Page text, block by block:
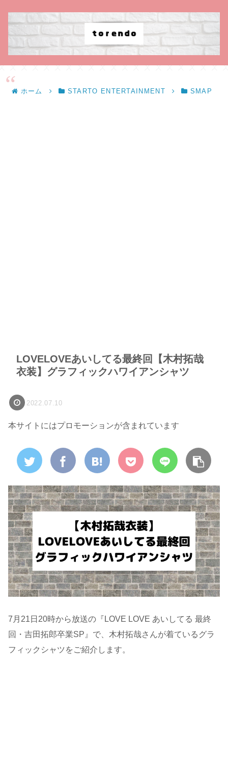
ホーム STARTO ENTERTAINMENT SMAP
LOVELOVEあいしてる最終回【木村拓哉
衣装】グラフィックハワイアンシャツ
2022.07.10
本サイトにはプロモーションが含まれています
7月21日20時から放送の『LOVE LOVE あいしてる 最終
回・吉田拓郎卒業SP』で、木村拓哉さんが着ているグラ
フィックシャツをご紹介します。